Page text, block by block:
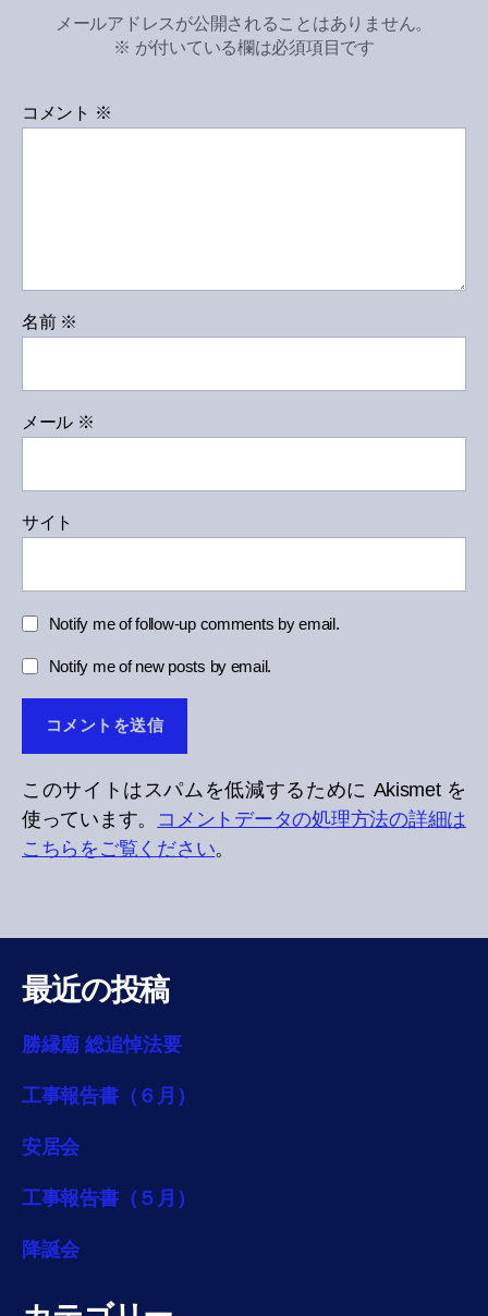
メールアドレスが公開されることはありません。
※ が付いている欄は必須項目です
コメント ※
名前 ※
メール ※
サイト
Notify me of follow-up comments by email.
Notify me of new posts by email.
このサイトはスパムを低減するために Akismet を
使っています。 コメントデータの処理方法の詳細は
こちらをご覧ください。
最近の投稿
勝縁廟 総追悼法要
工事報告書（６月）
安居会
工事報告書（５月）
降誕会